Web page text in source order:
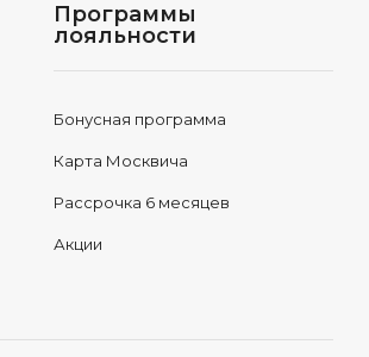
Программы
лояльности
Бонусная программа
Карта Москвича
Рассрочка 6 месяцев
Акции